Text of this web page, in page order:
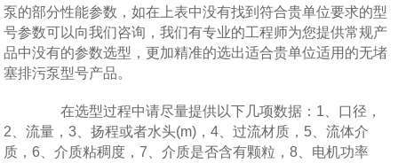
泵的部分性能参数，如在上表中没有找到符合贵单位要求的型
号参数可以向我们咨询，我们有专业的工程师为您提供常规产
品中没有的参数选型，更加精准的选出适合贵单位适用的无堵
塞排污泵型号产品。
在选型过程中请尽量提供以下几项数据：1、口径，
2、流量，3、扬程或者水头(m)，4、过流材质，5、流体介
质，6、介质粘稠度，7、介质是否含有颗粒，8、电机功率